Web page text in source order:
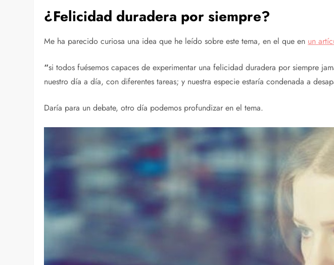
¿Felicidad duradera por siempre?
Me ha parecido curiosa una idea que he leído sobre este tema, en el que en un
“si todos fuésemos capaces de experimentar una felicidad duradera por siempre
nuestro día a día, con diferentes tareas; y nuestra especie estaría condenada a
Daría para un debate, otro día podemos profundizar en el tema.